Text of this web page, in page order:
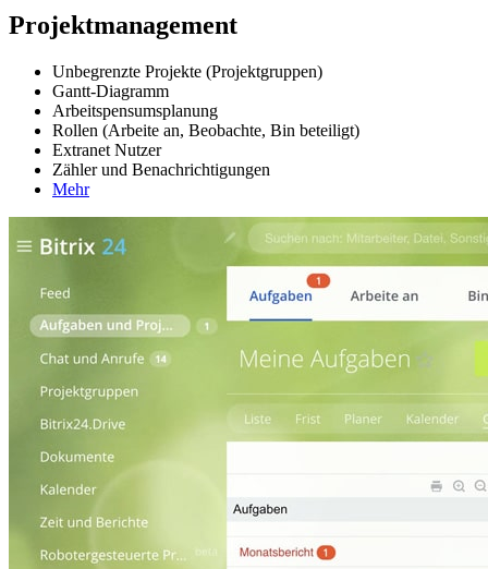
Projektmanagement
Unbegrenzte Projekte (Projektgruppen)
Gantt-Diagramm
Arbeitspensumsplanung
Rollen (Arbeite an, Beobachte, Bin beteiligt)
Extranet Nutzer
Zähler und Benachrichtigungen
Mehr